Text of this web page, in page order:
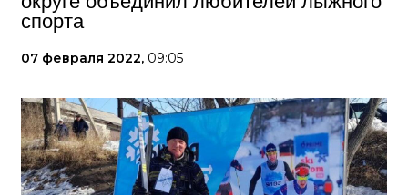
спорта
07 февраля 2022, 09:05